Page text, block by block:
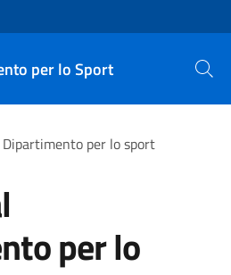
per lo Sport Cerca
per lo sport
per lo